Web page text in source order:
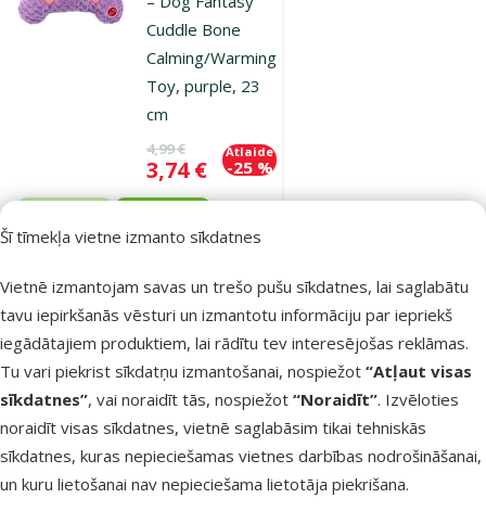
Šī tīmekļa vietne izmanto sīkdatnes
Vietnē izmantojam savas un trešo pušu sīkdatnes, lai saglabātu
tavu iepirkšanās vēsturi un izmantotu informāciju par iepriekš
iegādātajiem produktiem, lai rādītu tev interesējošas reklāmas.
Tu vari piekrist sīkdatņu izmantošanai, nospiežot “Atļaut visas
sīkdatnes”, vai noraidīt tās, nospiežot “Noraidīt”. Izvēloties
noraidīt visas sīkdatnes, vietnē saglabāsim tikai tehniskās
sīkdatnes, kuras nepieciešamas vietnes darbības nodrošināšanai,
un kuru lietošanai nav nepieciešama lietotāja piekrišana.
Cuddle Bone
Calming/Warming
Toy, purple, 23
cm
Oriģinālā cena
4,99 €
Cena
3,74 €
Atlaide
-25 %
🌞
Pievienot grozam
Rotaļlieta
suņiem – Dog
Fantasy Cuddle
Dog Heating
Atsauksmes 0%